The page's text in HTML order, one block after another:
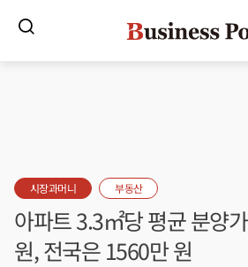
시장과머니 부동산
아파트 3.3㎡당 평균 분양
원, 전국은 1560만 원